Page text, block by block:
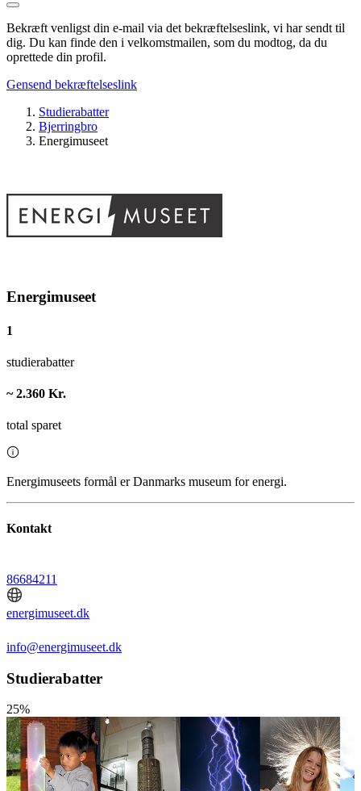
Bekræft venligst din e-mail via det bekræftelseslink, vi har sendt til
dig. Du kan finde den i velkomstmailen, som du modtog, da du
oprettede din profil.
Gensend bekræftelseslink
Studierabatter
Bjerringbro
Energimuseet
Energimuseet
1
studierabatter
~ 2.360 Kr.
total sparet
Energimuseets formål er Danmarks museum for energi.
Kontakt
86684211
energimuseet.dk
info@energimuseet.dk
Studierabatter
25%